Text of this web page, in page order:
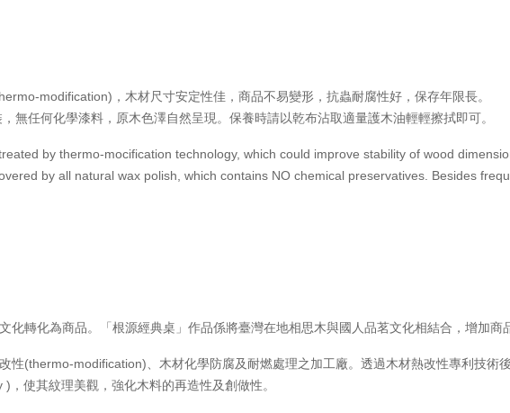
modification)，木材尺寸安定性佳，商品不易變形，抗蟲耐腐性好，保存年限長。
無任何化學漆料，原木色澤自然呈現。保養時請以乾布沾取適量護木油輕輕擦拭即可。
by thermo-mocification technology, which could improve stability of wood
by all natural wax polish, which contains NO chemical preservatives. Besides
化轉化為商品。「根源經典桌」作品係將臺灣在地相思木與國人品茗文化相結合，增加
性(thermo-modification)、木材化學防腐及耐燃處理之加工廠。透過木材熱改性專利技術
使其紋理美觀，強化木料的再造性及創做性。